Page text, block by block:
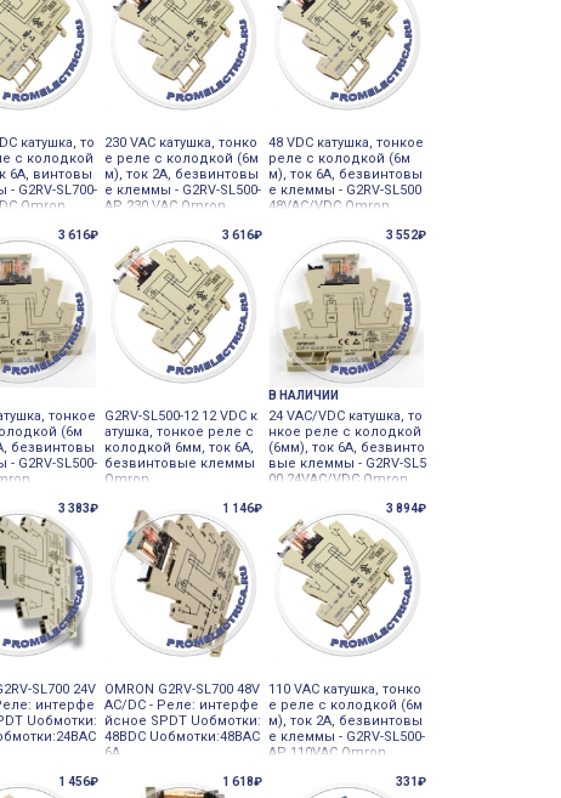
катушка, то
с колодкой
6А, винтовы
G2RV-SL700-
Omron
230 VAC катушка, тонко
е реле с колодкой (6м
м), ток 2А, безвинтовы
е клеммы - G2RV-SL500-
AP 230 VAC Omron
48 VDC катушка, тонкое
реле с колодкой (6м
м), ток 6А, безвинтовы
е клеммы - G2RV-SL500
48VAC/VDC Omron
3 616₽
тонкое
(6м
безвинтовы
G2RV-SL500-
3 616₽
G2RV-SL500-12 12 VDC к
атушка, тонкое реле с
колодкой 6мм, ток 6А,
безвинтовые клеммы
Omron
3 552₽
В НАЛИЧИИ
24 VAC/VDC катушка, то
нкое реле с колодкой
(6мм), ток 6А, безвинто
вые клеммы - G2RV-SL5
00 24VAC/VDC Omron
3 383₽
SL700 24V
интерфе
Uобмотки:
1 146₽
OMRON G2RV-SL700 48V
AC/DC - Реле: интерфе
йсное SPDT Uобмотки:
48ВDC Uобмотки:48ВAC
6А
3 894₽
110 VAC катушка, тонко
е реле с колодкой (6м
м), ток 2А, безвинтовы
е клеммы - G2RV-SL500-
AP 110VAC Omron
1 456₽ 1 618₽ 331₽